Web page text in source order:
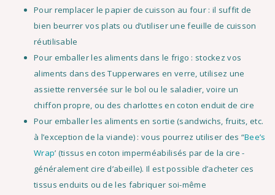
Pour remplacer le papier de cuisson au four : il suffit de
bien beurrer vos plats ou d’utiliser une feuille de cuisson
réutilisable
Pour emballer les aliments dans le frigo : stockez vos
aliments dans des Tupperwares en verre, utilisez une
assiette renversée sur le bol ou le saladier, voire un
chiffon propre, ou des charlottes en coton enduit de cire
Pour emballer les aliments en sortie (sandwichs, fruits, etc.
à l’exception de la viande) : vous pourrez utiliser des “Bee’s
Wrap’ (tissus en coton imperméabilisés par de la cire -
généralement cire d’abeille). Il est possible d’acheter ces
tissus enduits ou de les fabriquer soi-même